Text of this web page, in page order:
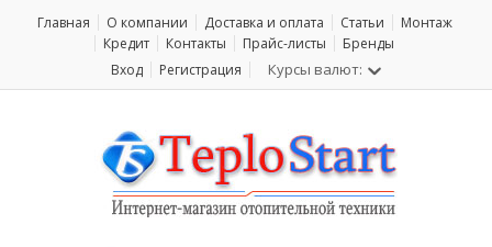
Главная О компании Доставка и оплата Статьи
Монтаж
Кредит
Контакты Прайс-листы
Бренды
Вход
Регистрация Курсы валют: